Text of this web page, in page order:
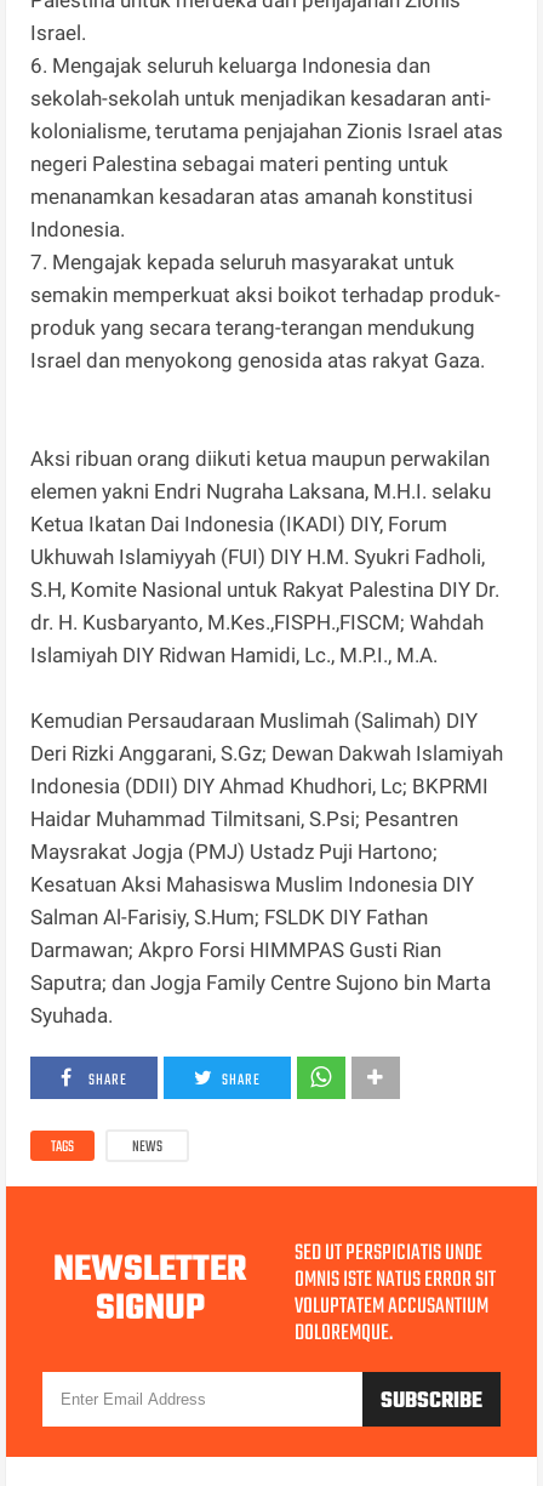
Israel.
6. Mengajak seluruh keluarga Indonesia dan
sekolah-sekolah untuk menjadikan kesadaran anti-
kolonialisme, terutama penjajahan Zionis Israel atas
negeri Palestina sebagai materi penting untuk
menanamkan kesadaran atas amanah konstitusi
Indonesia.
7. Mengajak kepada seluruh masyarakat untuk
semakin memperkuat aksi boikot terhadap produk-
produk yang secara terang-terangan mendukung
Israel dan menyokong genosida atas rakyat Gaza.
Aksi ribuan orang diikuti ketua maupun perwakilan
elemen yakni Endri Nugraha Laksana, M.H.I. selaku
Ketua Ikatan Dai Indonesia (IKADI) DIY, Forum
Ukhuwah Islamiyyah (FUI) DIY H.M. Syukri Fadholi,
S.H, Komite Nasional untuk Rakyat Palestina DIY Dr.
dr. H. Kusbaryanto, M.Kes.,FISPH.,FISCM; Wahdah
Islamiyah DIY Ridwan Hamidi, Lc., M.P.I., M.A.
Kemudian Persaudaraan Muslimah (Salimah) DIY
Deri Rizki Anggarani, S.Gz; Dewan Dakwah Islamiyah
Indonesia (DDII) DIY Ahmad Khudhori, Lc; BKPRMI
Haidar Muhammad Tilmitsani, S.Psi; Pesantren
Maysrakat Jogja (PMJ) Ustadz Puji Hartono;
Kesatuan Aksi Mahasiswa Muslim Indonesia DIY
Salman Al-Farisiy, S.Hum; FSLDK DIY Fathan
Darmawan; Akpro Forsi HIMMPAS Gusti Rian
Saputra; dan Jogja Family Centre Sujono bin Marta
Syuhada.
SHARE SHARE
TAGS NEWS
NEWSLETTER
SIGNUP
SED UT PERSPICIATIS UNDE
OMNIS ISTE NATUS ERROR SIT
VOLUPTATEM ACCUSANTIUM
DOLOREMQUE.